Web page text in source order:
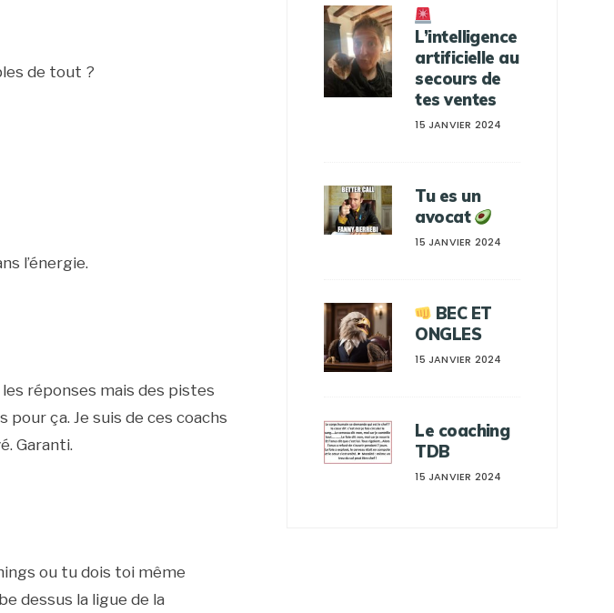
de tout ?
l’énergie.
réponses mais des pistes
ça. Je suis de ces coachs
Garanti.
ou tu dois toi même
dessus la ligue de la
L’intelligence
artificielle au
secours de
tes ventes
15 JANVIER 2024
Tu es un
avocat
15 JANVIER 2024
BEC ET
ONGLES
15 JANVIER 2024
Le coaching
TDB
15 JANVIER 2024